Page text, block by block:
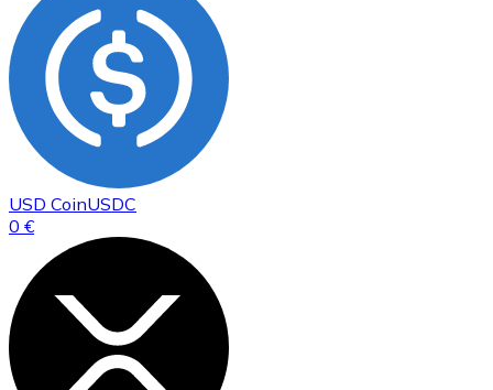
USD CoinUSDC
0 €